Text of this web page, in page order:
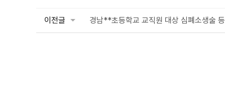
이전글 경남**초등학교 교직원 대상 심폐소생술